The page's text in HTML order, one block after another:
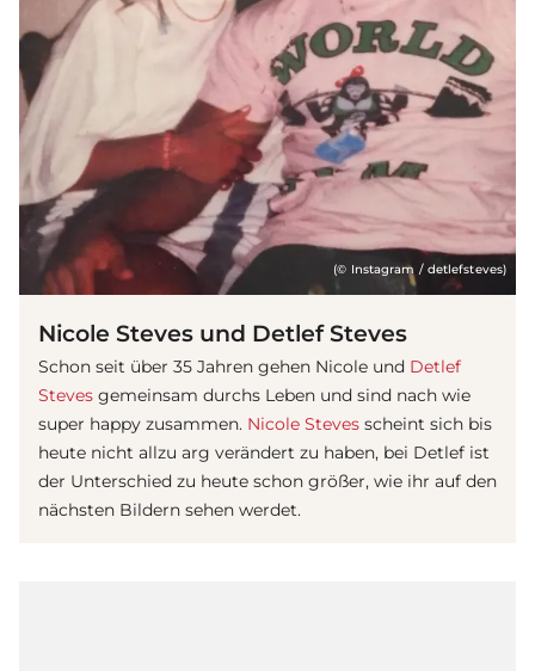
(© Instagram / detlefsteves)
Nicole Steves und Detlef Steves
Schon seit über 35 Jahren gehen Nicole und Detlef
Steves gemeinsam durchs Leben und sind nach wie
super happy zusammen. Nicole Steves scheint sich bis
heute nicht allzu arg verändert zu haben, bei Detlef ist
der Unterschied zu heute schon größer, wie ihr auf den
nächsten Bildern sehen werdet.